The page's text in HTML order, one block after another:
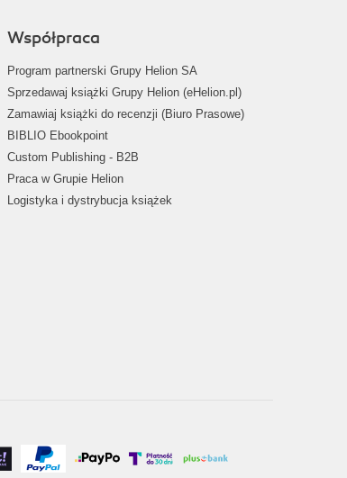
Współpraca
Program partnerski Grupy Helion SA
Sprzedawaj książki Grupy Helion (eHelion.pl)
Zamawiaj książki do recenzji (Biuro Prasowe)
BIBLIO Ebookpoint
Custom Publishing - B2B
Praca w Grupie Helion
Logistyka i dystrybucja książek